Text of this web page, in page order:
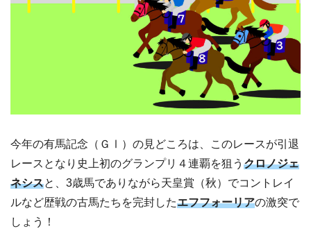
今年の有馬記念（ＧⅠ）の見どころは、このレースが引退
レースとなり史上初のグランプリ４連覇を狙う クロノジェ
ネシスと、3歳馬でありながら天皇賞（秋）でコントレイ
ルなど歴戦の古馬たちを完封したエフフォーリアの激突で
しょう！